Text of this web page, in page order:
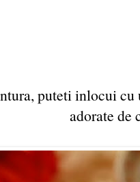
puteti inlocui
adorate de